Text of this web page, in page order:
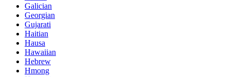
Galician
Georgian
Gujarati
Haitian
Hausa
Hawaiian
Hebrew
Hmong